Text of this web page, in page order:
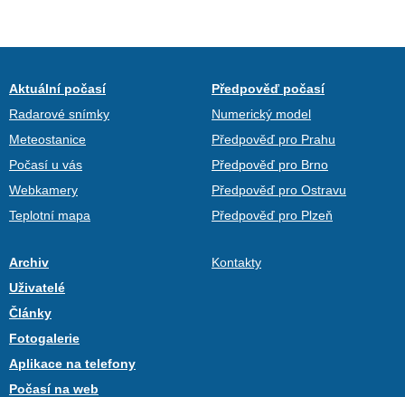
Aktuální počasí
Radarové snímky
Meteostanice
Počasí u vás
Webkamery
Teplotní mapa
Předpověď počasí
Numerický model
Předpověď pro Prahu
Předpověď pro Brno
Předpověď pro Ostravu
Předpověď pro Plzeň
Archiv
Uživatelé
Články
Fotogalerie
Aplikace na telefony
Počasí na web
Kontakty